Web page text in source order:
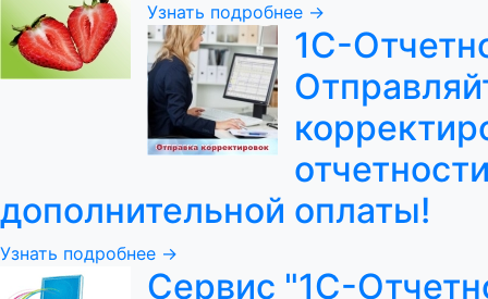
Узнать подробнее →
1С-
дополнительной оплаты!
Узнать подробнее →
Сервис "1С-